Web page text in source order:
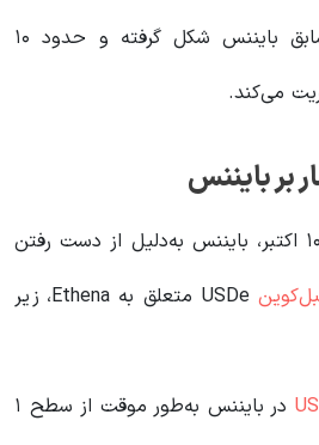
سرمایه‌گذاری خطرپذیر سابق بایننس شکل گرفته و حدود ۱۰
می‌کند.
در جریان سقوط بازار در ۱۰ اکتبر، بایننس به‌دلیل از دست رفتن
USDe متعلق به Ethena، زیر
در بایننس به‌طور موقت از سطح ۱